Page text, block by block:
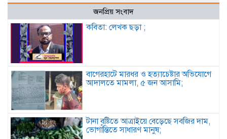
জনপ্রিয় সংবাদ
কবিতা: লেখক ছড়া ;
বাগেরহাটে মারধর ও হত্যাচেষ্টার অভিযোগে
আদালতে মামলা, ৫ জন আসামি;
টানা বৃষ্টিতে আত্রাইয়ে বেড়েছে সবজির দাম,
ভোগান্তিতে সাধারণ মানুষ;